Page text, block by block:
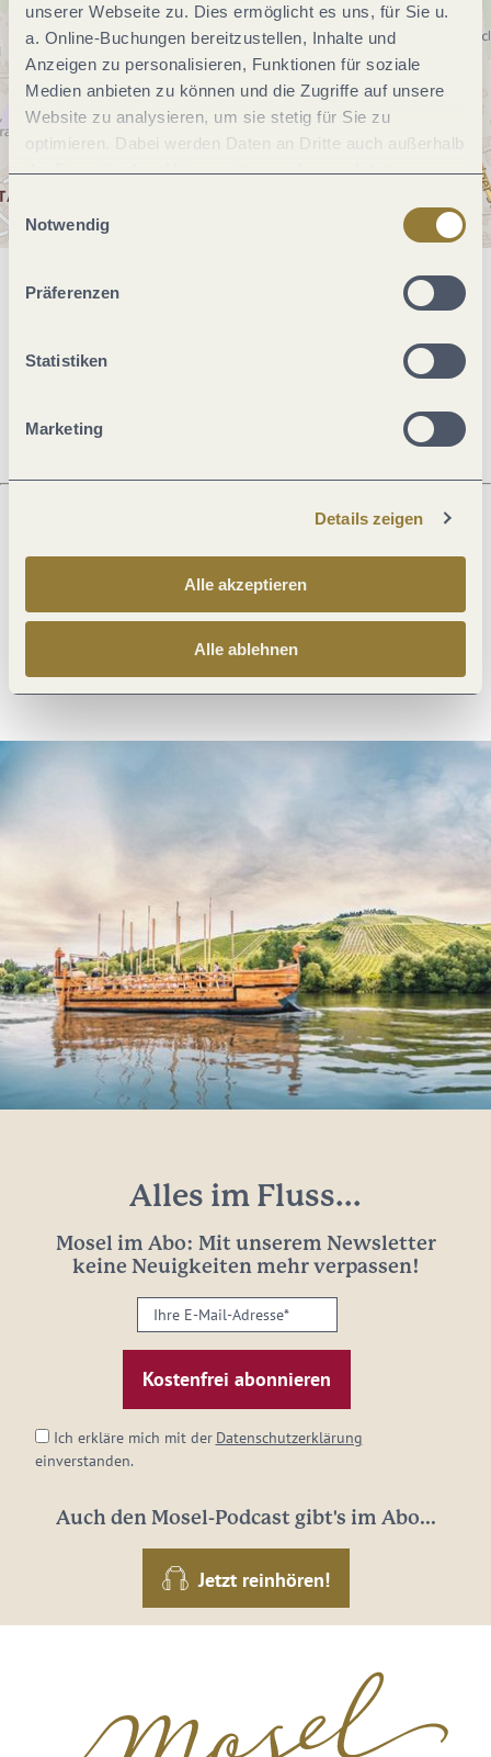
unserer Webseite zu. Dies ermöglicht es uns, für Sie u.
a. Online-Buchungen bereitzustellen, Inhalte und
Anzeigen zu personalisieren, Funktionen für soziale
Medien anbieten zu können und die Zugriffe auf unsere
Website zu analysieren, um sie stetig für Sie zu
optimieren. Dabei werden Daten an Dritte auch außerhalb
der Europäischen Union weitergegeben und dort
jederzeit widerrufen werden. Mit der Auswahl "Alle
ablehnen" kann es zu Beeinträchtigungen in der Nutzung
Einwilligungsauswahl
Notwendig
Präferenzen
Statistiken
Marketing
Details zeigen
Alle akzeptieren
Alle ablehnen
Allgemeine Informationen
Was möchtest du als nächstes tun?
Anreise planen PDF erzeugen
Alles im Fluss...
Mosel im Abo: Mit unserem Newsletter
keine Neuigkeiten mehr verpassen!
Ihre
E-
Mail-
Adresse:
Ich erkläre mich mit der Datenschutzerklärung
einverstanden.
Auch den Mosel-Podcast gibt's im Abo...
Jetzt reinhören!